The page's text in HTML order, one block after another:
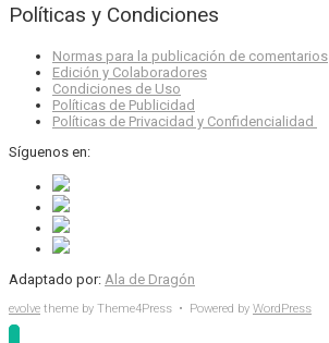
Políticas y Condiciones
Normas para la publicación de comentarios
Edición y Colaboradores
Condiciones de Uso
Políticas de Publicidad
Políticas de Privacidad y Confidencialidad
Síguenos en:
Adaptado por: Ala de Dragón
evolve theme by Theme4Press • Powered by WordPress